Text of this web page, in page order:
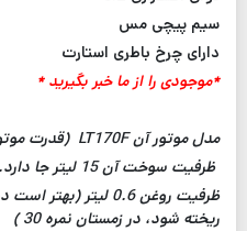
سیم پیچی مس
دارای چرخ باطری استارت
*موجودی را از ما خبر بگیرید *
مدل موتور آن LT170F (قدرت موتور 7 اسب)
ظرفیت سوخت آن 15 لیتر جا دارد.
ریخته شود، در زمستان نمره 30 )